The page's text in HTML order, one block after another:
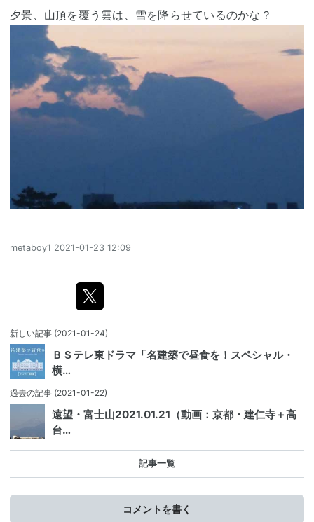
夕景、山頂を覆う雲は、雪を降らせているのかな？
metaboy1 2021-01-23 12:09
新しい記事 (2021-01-24)
ＢＳテレ東ドラマ「名建築で昼食を！スペシャル・
横…
過去の記事 (2021-01-22)
遠望・富士山2021.01.21（動画：京都・建仁寺＋高
台…
記事一覧
コメントを書く